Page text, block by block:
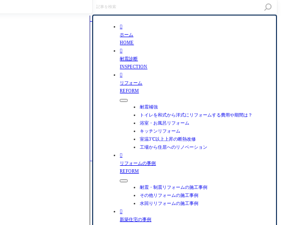
を
検

ホーム
HOME

耐震診断
INSPECTION

リフォーム
REFORM
耐震補強
トイレを和式から洋式にリフォームする費用や期間は？
浴室・お風呂リフォーム
キッチンリフォーム
室温3℃以上上昇の断熱改修
工場から住居へのリノベーション

リフォームの事例
REFORM
耐震・制震リフォームの施工事例
その他リフォームの施工事例
水回りリフォームの施工事例

新築住宅の事例